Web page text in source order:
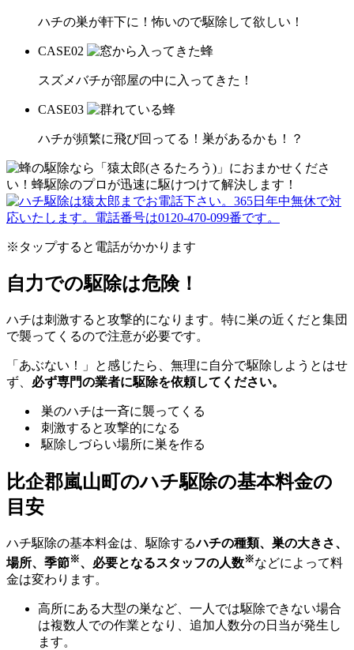
ハチの巣が軒下に！怖いので駆除して欲しい！
CASE02
スズメバチが部屋の中に入ってきた！
CASE03
ハチが頻繁に飛び回ってる！巣があるかも！？
※タップすると電話がかかります
自力での駆除は危険！
ハチは刺激すると攻撃的になります。特に巣の近くだと集団
で襲ってくるので注意が必要です。
「あぶない！」と感じたら、無理に自分で駆除しようとはせ
ず、 必ず専門の業者に駆除を依頼してください。
巣のハチは一斉に襲ってくる
刺激すると攻撃的になる
駆除しづらい場所に巣を作る
比企郡嵐山町のハチ駆除の基本料金の
目安
ハチ駆除の基本料金は、駆除するハチの種類、巣の大きさ、
場所、季節※、必要となるスタッフの人数※などによって料
金は変わります。
高所にある大型の巣など、一人では駆除できない場合
は複数人での作業となり、追加人数分の日当が発生し
ます。